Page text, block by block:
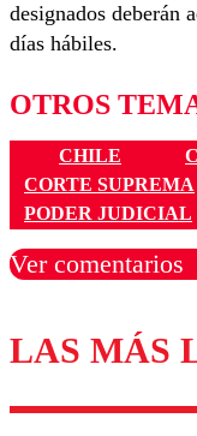
designados deberán
días hábiles.
OTROS
CHILE
CORTE SUPREMA
PODER JUDICIAL
Ver comentarios
Los
Nombre
LAS MÁS